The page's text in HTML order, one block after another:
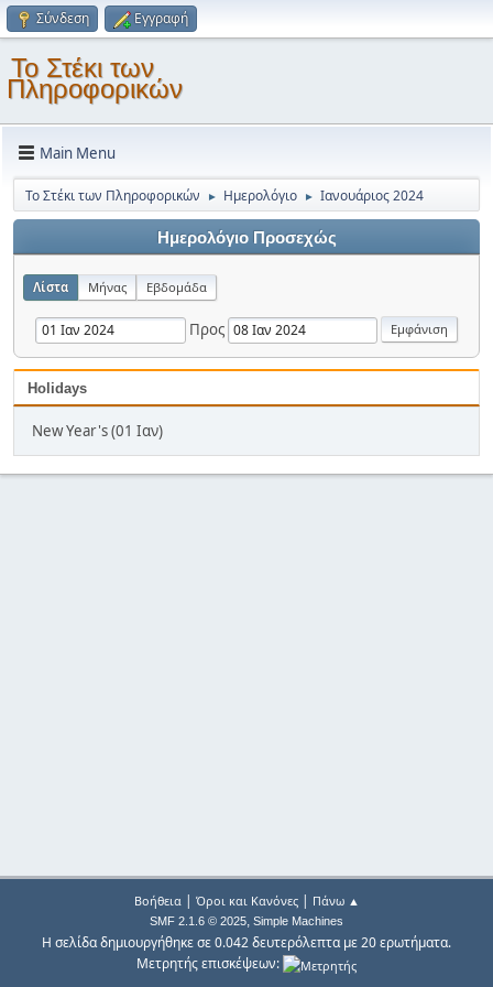
Σύνδεση Εγγραφή
Το Στέκι των
Πληροφορικών
Main Menu
Το Στέκι των Πληροφορικών ► Ημερολόγιο ► Ιανουάριος 2024
Ημερολόγιο Προσεχώς
Λίστα Μήνας Εβδομάδα
Προς
Holidays
New Year's (01 Ιαν)
Βοήθεια| Όροι και Κανόνες| Πάνω ▲
SMF 2.1.6 © 2025, Simple Machines
Η σελίδα δημιουργήθηκε σε 0.042 δευτερόλεπτα με 20 ερωτήματα.
Μετρητής επισκέψεων: